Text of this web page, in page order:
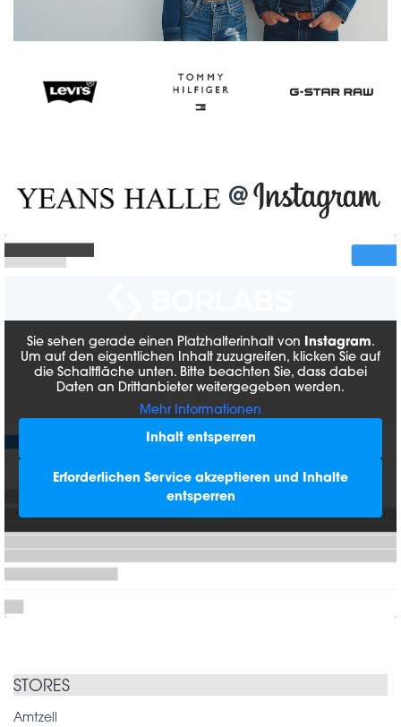
@
Sie sehen gerade einen Platzhalterinhalt von Instagram.
Um auf den eigentlichen Inhalt zuzugreifen, klicken Sie auf
die Schaltfläche unten. Bitte beachten Sie, dass dabei
Daten an Drittanbieter weitergegeben werden.
Mehr Informationen
Inhalt entsperren
Erforderlichen Service akzeptieren und Inhalte
entsperren
STORES
Amtzell